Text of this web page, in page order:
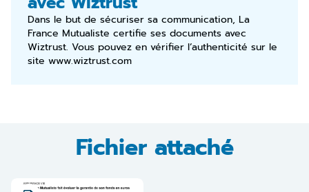
Dans le but de sécuriser sa communication, La
France Mutualiste certifie ses documents avec
Wiztrust. Vous pouvez en vérifier l’authenticité sur le
site www.wiztrust.com
Fichier attaché